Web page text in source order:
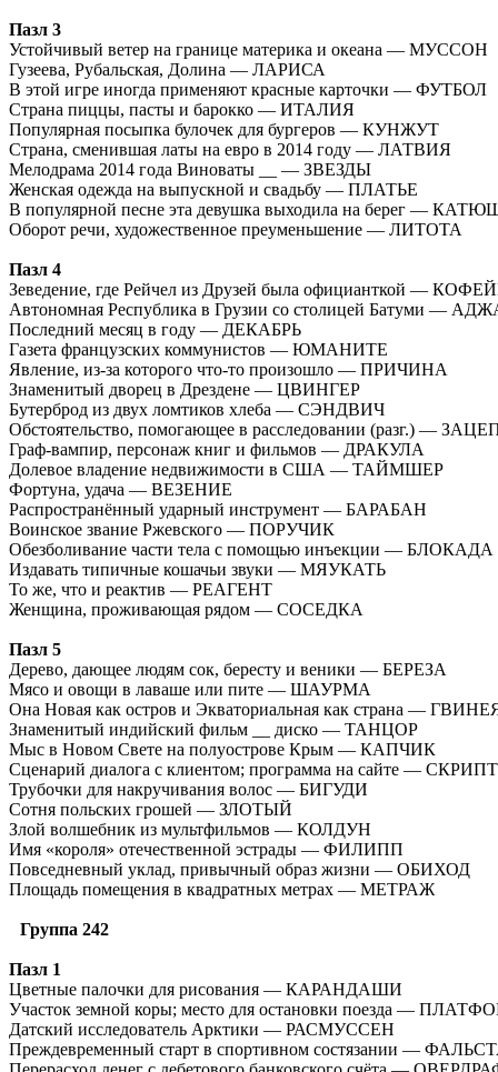
Пазл 3
Устойчивый ветер на границе материка и океана — МУССОН
Гузеева, Рубальская, Долина — ЛАРИСА
В этой игре иногда применяют красные карточки — ФУТБОЛ
Страна пиццы, пасты и барокко — ИТАЛИЯ
Популярная посыпка булочек для бургеров — КУНЖУТ
Страна, сменившая латы на евро в 2014 году — ЛАТВИЯ
Мелодрама 2014 года Виноваты __ — ЗВЕЗДЫ
Женская одежда на выпускной и свадьбу — ПЛАТЬЕ
В популярной песне эта девушка выходила на берег —
Оборот речи, художественное преуменьшение — ЛИТОТА
Пазл 4
Зеведение, где Рейчел из Друзей была официанткой —
Автономная Республика в Грузии со столицей Батуми —
Последний месяц в году — ДЕКАБРЬ
Газета французских коммунистов — ЮМАНИТЕ
Явление, из-за которого что-то произошло — ПРИЧИНА
Знаменитый дворец в Дрездене — ЦВИНГЕР
Бутерброд из двух ломтиков хлеба — СЭНДВИЧ
Обстоятельство, помогающее в расследовании (разг.) —
Граф-вампир, персонаж книг и фильмов — ДРАКУЛА
Долевое владение недвижимости в США — ТАЙМШЕР
Фортуна, удача — ВЕЗЕНИЕ
Распространённый ударный инструмент — БАРАБАН
Воинское звание Ржевского — ПОРУЧИК
Обезболивание части тела с помощью инъекции — БЛОКАДА
Издавать типичные кошачьи звуки — МЯУКАТЬ
То же, что и реактив — РЕАГЕНТ
Женщина, проживающая рядом — СОСЕДКА
Пазл 5
Дерево, дающее людям сок, бересту и веники — БЕРЕЗА
Мясо и овощи в лаваше или пите — ШАУРМА
Она Новая как остров и Экваториальная как страна —
Знаменитый индийский фильм __ диско — ТАНЦОР
Мыс в Новом Свете на полуострове Крым — КАПЧИК
Сценарий диалога с клиентом; программа на сайте — СКРИПТ
Трубочки для накручивания волос — БИГУДИ
Сотня польских грошей — ЗЛОТЫЙ
Злой волшебник из мультфильмов — КОЛДУН
Имя «короля» отечественной эстрады — ФИЛИПП
Повседневный уклад, привычный образ жизни — ОБИХОД
Площадь помещения в квадратных метрах — МЕТРАЖ
Группа 242
Пазл 1
Цветные палочки для рисования — КАРАНДАШИ
Участок земной коры; место для остановки поезда —
Датский исследователь Арктики — РАСМУССЕН
Преждевременный старт в спортивном состязании —